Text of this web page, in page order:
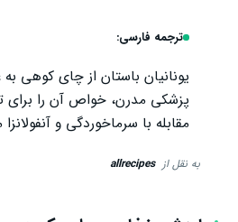
ترجمه فارسی:
یونانیان باستان از چای کوهی
پزشکی مدرن، خواص آن را برای
مقابله با سرماخوردگی و
به نقل از allrecipes